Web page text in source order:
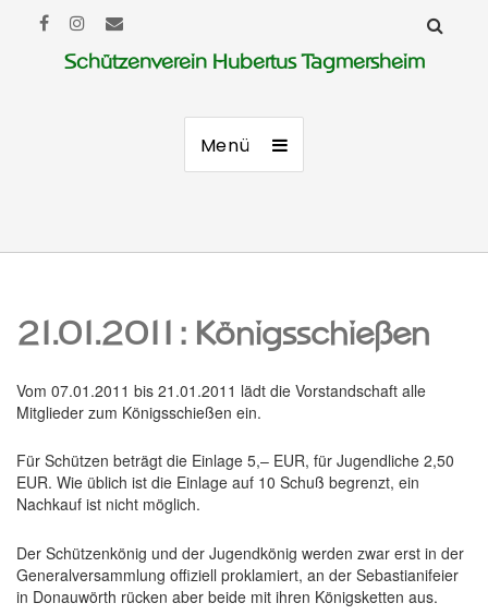
Schützenverein Hubertus Tagmersheim
Menü
21.01.2011: Königsschießen
Vom 07.01.2011 bis 21.01.2011 lädt die Vorstandschaft alle
Mitglieder zum Königsschießen ein.
Für Schützen beträgt die Einlage 5,– EUR, für Jugendliche 2,50
EUR. Wie üblich ist die Einlage auf 10 Schuß begrenzt, ein
Nachkauf ist nicht möglich.
Der Schützenkönig und der Jugendkönig werden zwar erst in der
Generalversammlung offiziell proklamiert, an der Sebastianifeier
in Donauwörth rücken aber beide mit ihren Königsketten aus.